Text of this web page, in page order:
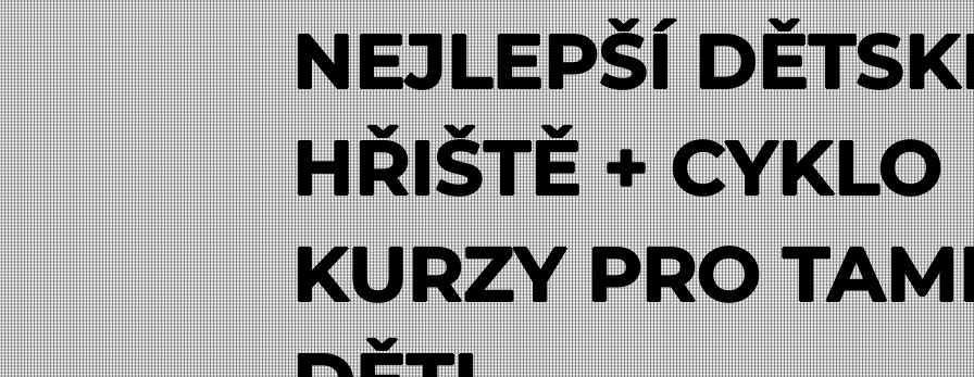
NEJLEPŠÍ
HŘIŠTĚ + CYKLO
KURZY PRO